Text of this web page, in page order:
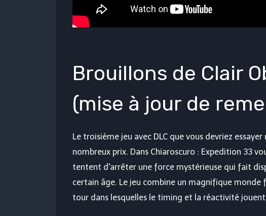
Brouillons de Clair
(mise à jour de
Le troisième jeu avec DLC que vous devriez
nombreux prix. Dans Chiaroscuro : Expedition 33
tentent d'arrêter une force mystérieuse qui fait
certain âge. Le jeu combine un magnifique
tour dans lesquelles le timing et la réactivité